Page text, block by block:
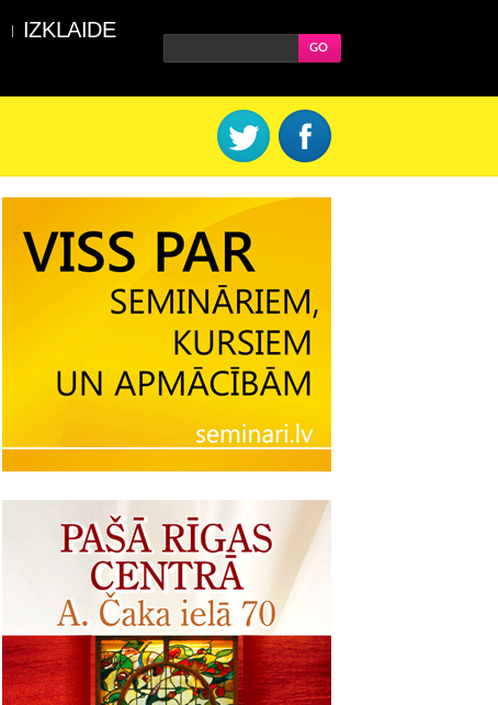
IZKLAIDE